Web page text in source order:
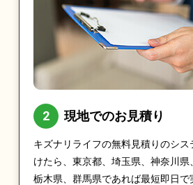
現地でのお見積り
キズナリライフの無料見積りのシ
けたら、東京都、埼玉県、神奈川県
栃木県、群馬県であれば最短即日